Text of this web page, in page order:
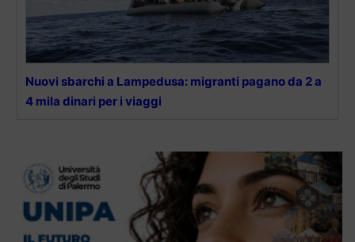
Nuovi sbarchi a Lampedusa: migranti pagano da 2 a
4 mila dinari per i viaggi